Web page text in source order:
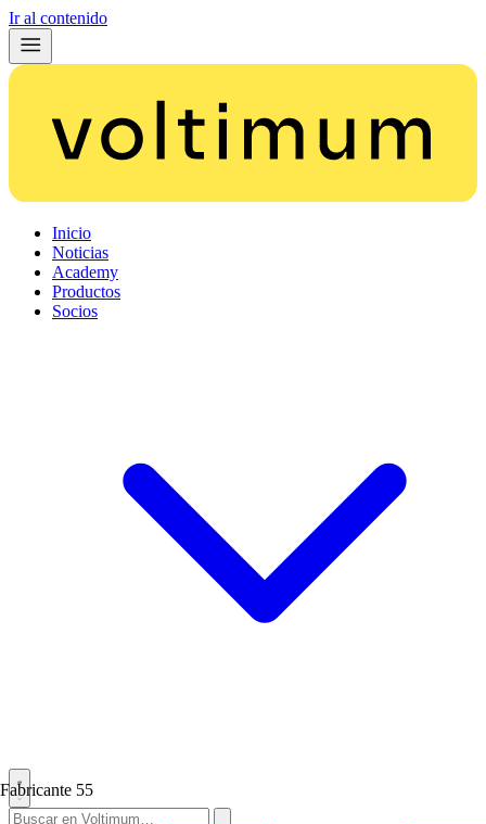
Ir al contenido
Inicio
Noticias
Academy
Productos
Socios
Fabricante 55